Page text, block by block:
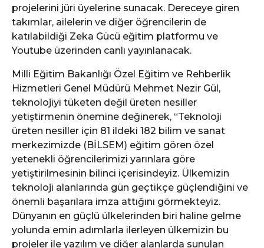
projelerini jüri üyelerine sunacak. Dereceye giren
takımlar, ailelerin ve diğer öğrencilerin de
katılabildiği Zeka Gücü eğitim platformu ve
Youtube üzerinden canlı yayınlanacak.
Milli Eğitim Bakanlığı Özel Eğitim ve Rehberlik
Hizmetleri Genel Müdürü Mehmet Nezir Gül,
teknolojiyi tüketen değil üreten nesiller
yetiştirmenin önemine değinerek, “Teknoloji
üreten nesiller için 81 ildeki 182 bilim ve sanat
merkezimizde (BİLSEM) eğitim gören özel
yetenekli öğrencilerimizi yarınlara göre
yetiştirilmesinin bilinci içerisindeyiz. Ülkemizin
teknoloji alanlarında gün geçtikçe güçlendiğini ve
önemli başarılara imza attığını görmekteyiz.
Dünyanın en güçlü ülkelerinden biri haline gelme
yolunda emin adımlarla ilerleyen ülkemizin bu
projeler ile yazılım ve diğer alanlarda sunulan